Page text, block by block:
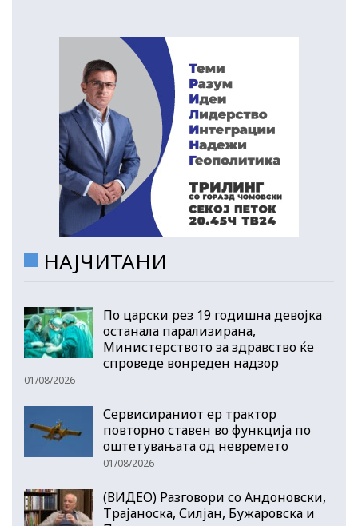
НАЈЧИТАНИ
По царски рез 19 годишна девојка
останала парализирана,
Министерството за здравство ќе
спроведе вонреден надзор
01/08/2026
Сервисираниот ер трактор
повторно ставен во функција по
оштетувањата од невремето
01/08/2026
(ВИДЕО) Разговори со Андоновски,
Трајаноска, Силјан, Бужаровска и